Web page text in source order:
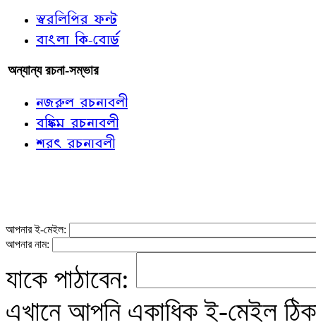
স্বরলিপির ফন্ট
বাংলা কি-বোর্ড
অন্যান্য রচনা-সম্ভার
নজরুল রচনাবলী
বঙ্কিম রচনাবলী
শরৎ রচনাবলী
আপনার ই-মেইল:
আপনার নাম:
যাকে পাঠাবেন:
এখানে আপনি একাধিক ই-মেইল